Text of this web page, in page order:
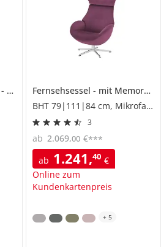
7628
Fernsehsessel
mit Memoryfunktion
BHT 79|111|84 cm, Mikrofaser
3
ab 1.241,40 €
Online zum
Kundenkartenpreis
ab 2.069,00 €***
+ 5